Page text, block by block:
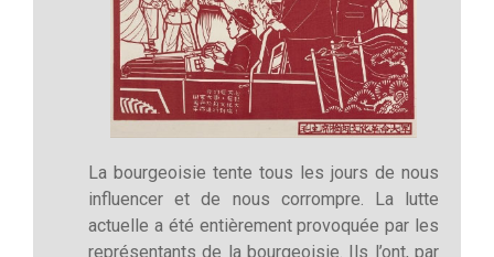
La bourgeoisie tente tous les jours de nous
influencer et de nous corrompre. La lutte
actuelle a été entièrement provoquée par les
représentants de la bourgeoisie. Ils l’ont, par